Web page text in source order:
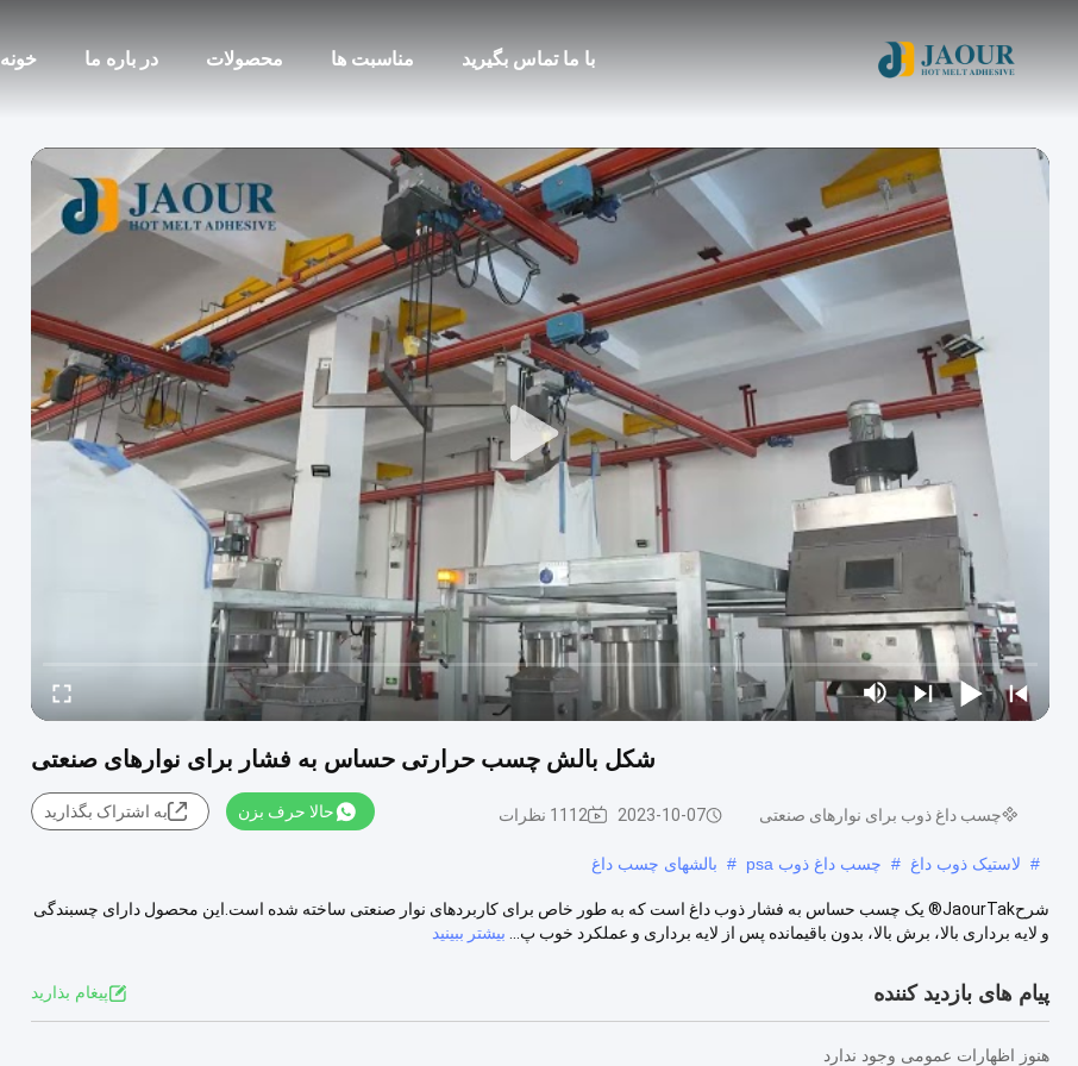
خونه در باره ما محصولات مناسبت ها با ما تماس بگیرید
شکل بالش چسب حرارتی حساس به فشار برای نوارهای صنعتی
چسب داغ ذوب برای نوارهای صنعتی 2023-10-07 1112 نظرات حالا حرف بزن به اشتراک بگذارید
# لاستیک ذوب داغ # چسب داغ ذوب psa # بالشهای چسب داغ
شرحJaourTak® یک چسب حساس به فشار ذوب داغ است که به طور خاص برای کاربردهای نوار صنعتی ساخته شده است.این محصول دارای چسبندگی
و لایه برداری بالا، برش بالا، بدون باقیمانده پس از لایه برداری و عملکرد خوب پ...
بیشتر ببینید
پیام های بازدید کننده پيغام بذاريد
هنوز اظهارات عمومی وجود ندارد